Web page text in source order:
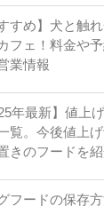
すすめ】犬と触
フェ！料金や
業情報
年最新】値上
覧。今後値上
きのフードを
フードの保存